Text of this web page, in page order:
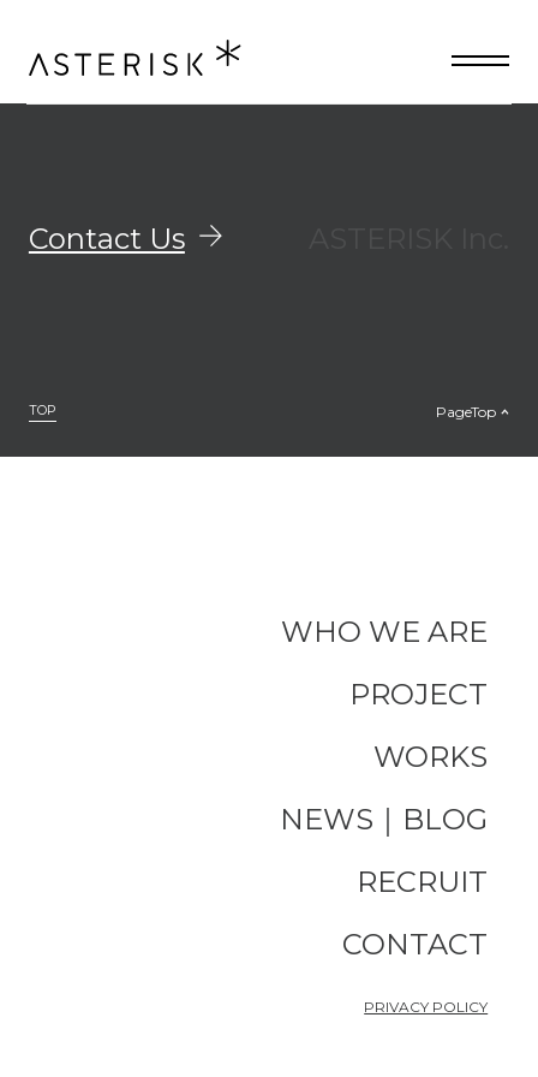
Contact Us
PageTop
TOP
WHO WE ARE
PROJECT
WORKS
NEWS｜BLOG
RECRUIT
CONTACT
PRIVACY POLICY